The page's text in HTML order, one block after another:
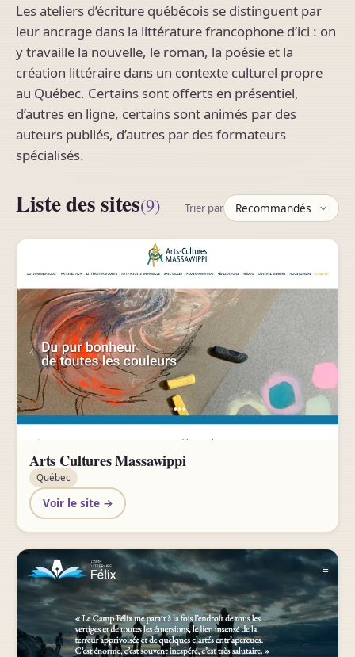
Les ateliers d’écriture québécois se distinguent par
leur ancrage dans la littérature francophone d’ici : on
y travaille la nouvelle, le roman, la poésie et la
création littéraire dans un contexte culturel propre
au Québec. Certains sont offerts en présentiel,
d’autres en ligne, certains sont animés par des
auteurs publiés, d’autres par des formateurs
spécialisés.
Liste des sites(9) Trier par
Arts Cultures Massawippi
Québec
Voir le site →